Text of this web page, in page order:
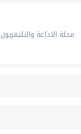
مجلة الاذاعة والتليفزيون